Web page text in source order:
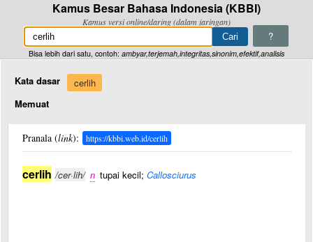
Kamus Besar Bahasa Indonesia (KBBI)
Kamus versi online/daring (dalam jaringan)
?
Bisa lebih dari satu, contoh: ambyar,terjemah,integritas,sinonim,efektif,analisis
Kata dasar
cerlih
Memuat
Pranala (link): https://kbbi.web.id/cerlih
cerlih /cer·lih/ n tupai kecil; Callosciurus